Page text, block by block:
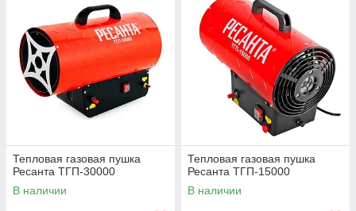
Тепловая газовая пушка
Ресанта ТГП-30000
В наличии
Тепловая газовая пушка
Ресанта ТГП-15000
В наличии